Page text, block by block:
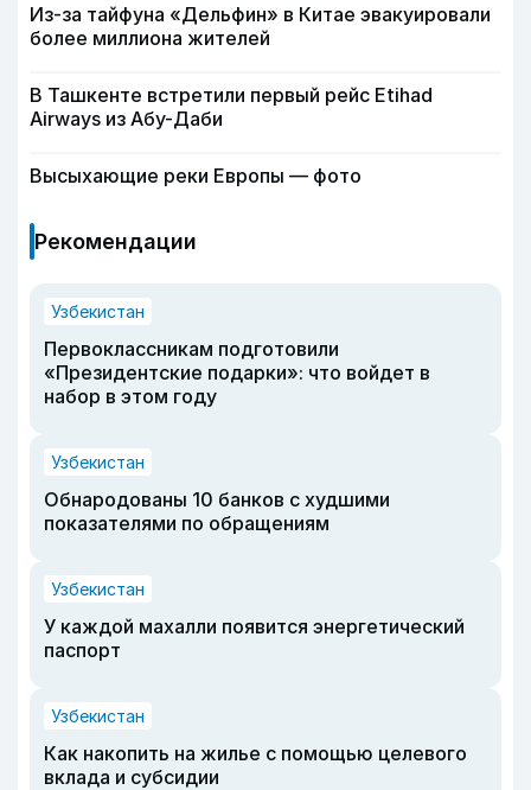
Из-за тайфуна «Дельфин» в Китае эвакуировали
более миллиона жителей
В Ташкенте встретили первый рейс Etihad
Airways из Абу-Даби
Высыхающие реки Европы — фото
Рекомендации
Узбекистан
Первоклассникам подготовили
«Президентские подарки»: что войдет в
набор в этом году
Узбекистан
Обнародованы 10 банков с худшими
показателями по обращениям
Узбекистан
У каждой махалли появится энергетический
паспорт
Узбекистан
Как накопить на жилье с помощью целевого
вклада и субсидии